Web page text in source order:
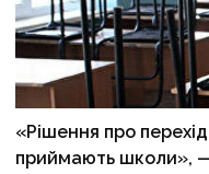
«Рішення про
приймають школи»,